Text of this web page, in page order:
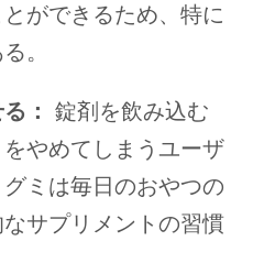
ができるため、特に
。
：
錠剤を飲み込む
やめてしまうユーザ
ミは毎日のおやつの
サプリメントの習慣